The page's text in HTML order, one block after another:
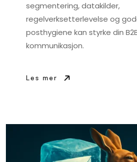
segmentering, datakilder,
regelverksetterlevelse og
posthygiene kan styrke din
kommunikasjon.
Les mer